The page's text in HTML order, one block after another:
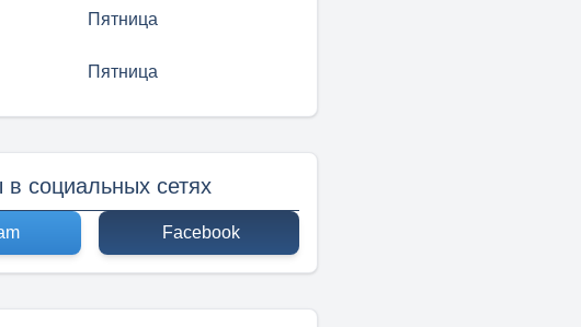
Пятница
Пятница
социальных сетях
Facebook